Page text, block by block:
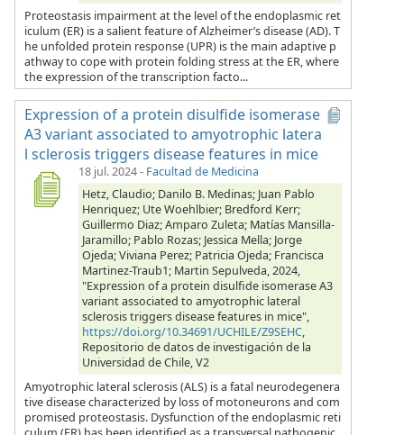
Proteostasis impairment at the level of the endoplasmic ret
iculum (ER) is a salient feature of Alzheimer’s disease (AD). T
he unfolded protein response (UPR) is the main adaptive p
athway to cope with protein folding stress at the ER, where
the expression of the transcription facto...
Expression of a protein disulfide isomerase
A3 variant associated to amyotrophic latera
l sclerosis triggers disease features in mice
18 jul. 2024- Facultad de Medicina
Hetz, Claudio; Danilo B. Medinas; Juan Pablo
Henriquez; Ute Woehlbier; Bredford Kerr;
Guillermo Diaz; Amparo Zuleta; Matías Mansilla-
Jaramillo; Pablo Rozas; Jessica Mella; Jorge
Ojeda; Viviana Perez; Patricia Ojeda; Francisca
Martinez-Traub1; Martin Sepulveda, 2024,
"Expression of a protein disulfide isomerase A3
variant associated to amyotrophic lateral
sclerosis triggers disease features in mice",
https://doi.org/10.34691/UCHILE/Z9SEHC,
Repositorio de datos de investigación de la
Universidad de Chile, V2
Amyotrophic lateral sclerosis (ALS) is a fatal neurodegenera
tive disease characterized by loss of motoneurons and com
promised proteostasis. Dysfunction of the endoplasmic reti